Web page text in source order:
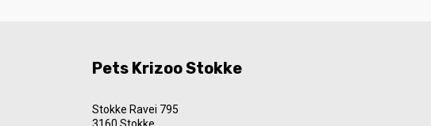
Pets Krizoo Stokke
Stokke Ravei 795